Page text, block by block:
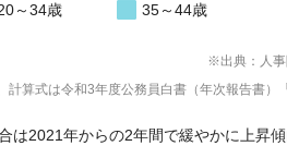
～34歳 35～44歳
※出典：人事
計算式は令和3年度公務員白書（年次報告書）
2021年からの2年間で緩やかに上昇